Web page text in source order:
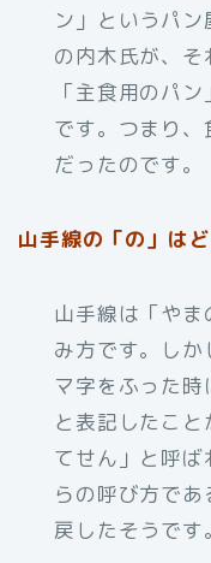
ン」というパ
の内木氏が、
「主食用のパ
です。つまり
だったのです。
山手線の「の」は
山手線は「や
み方です。しか
マ字をふった時
と表記したこ
てせん」と呼
らの呼び方で
戻したそうです。